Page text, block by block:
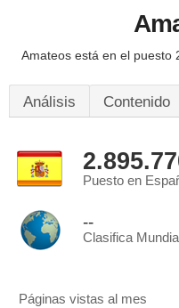
Amateos está en el puesto
Análisis Contenido
Puesto en
--
Clasifica Mundial
Páginas vistas al mes